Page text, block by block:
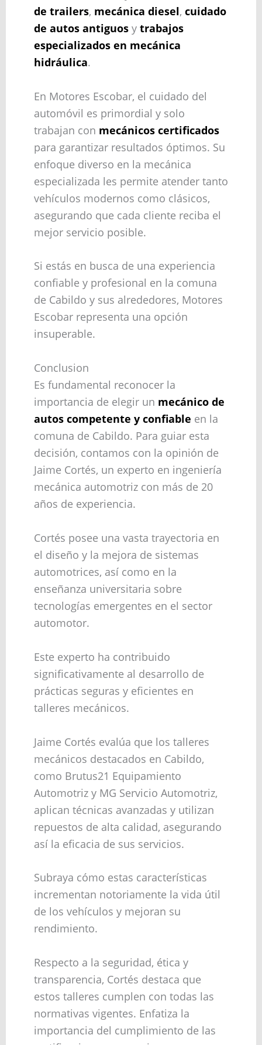
de trailers, mecánica diesel, cuidado
de autos antiguosy trabajos
especializados en mecánica
hidráulica.
En Motores Escobar, el cuidado del
automóvil es primordial y solo
trabajan con mecánicos certificados
para garantizar resultados óptimos. Su
enfoque diverso en la mecánica
especializada les permite atender tanto
vehículos modernos como clásicos,
asegurando que cada cliente reciba el
mejor servicio posible.
Si estás en busca de una experiencia
confiable y profesional en la comuna
de Cabildo y sus alrededores, Motores
Escobar representa una opción
insuperable.
Conclusion
Es fundamental reconocer la
importancia de elegir un mecánico de
autos competente y confiable en la
comuna de Cabildo. Para guiar esta
decisión, contamos con la opinión de
Jaime Cortés, un experto en ingeniería
mecánica automotriz con más de 20
años de experiencia.
Cortés posee una vasta trayectoria en
el diseño y la mejora de sistemas
automotrices, así como en la
enseñanza universitaria sobre
tecnologías emergentes en el sector
automotor.
Este experto ha contribuido
significativamente al desarrollo de
prácticas seguras y eficientes en
talleres mecánicos.
Jaime Cortés evalúa que los talleres
mecánicos destacados en Cabildo,
como Brutus21 Equipamiento
Automotriz y MG Servicio Automotriz,
aplican técnicas avanzadas y utilizan
repuestos de alta calidad, asegurando
así la eficacia de sus servicios.
Subraya cómo estas características
incrementan notoriamente la vida útil
de los vehículos y mejoran su
rendimiento.
Respecto a la seguridad, ética y
transparencia, Cortés destaca que
estos talleres cumplen con todas las
normativas vigentes. Enfatiza la
importancia del cumplimiento de las